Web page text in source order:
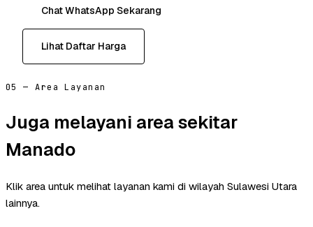
Chat WhatsApp Sekarang
Lihat Daftar Harga
05 — Area Layanan
Juga melayani area sekitar
Manado
Klik area untuk melihat layanan kami di wilayah Sulawesi Utara
lainnya.